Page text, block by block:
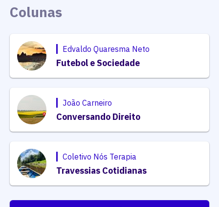
Futebol e Sociedade
João Carneiro
Coletivo Nós Terapia
Ver Mais